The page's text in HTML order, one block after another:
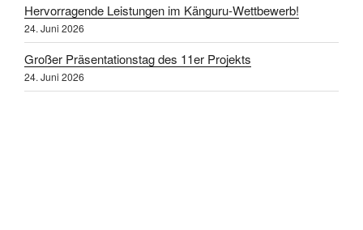
Hervorragende Leistungen im Känguru-Wettbewerb!
24. Juni 2026
Großer Präsentationstag des 11er Projekts
24. Juni 2026